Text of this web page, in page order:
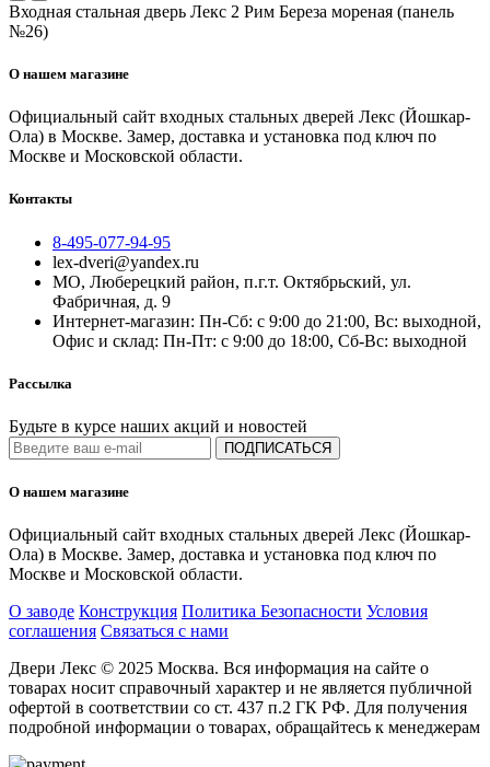
Входная стальная дверь Лекс 2 Рим Береза мореная (панель
№26)
О нашем магазине
Официальный сайт входных стальных дверей Лекс (Йошкар-
Ола) в Москве. Замер, доставка и установка под ключ по
Москве и Московской области.
Контакты
8-495-077-94-95
lex-dveri@yandex.ru
МО, Люберецкий район, п.г.т. Октябрьский, ул.
Фабричная, д. 9
Интернет-магазин: Пн-Сб: с 9:00 до 21:00, Вс: выходной,
Офис и склад: Пн-Пт: с 9:00 до 18:00, Сб-Вс: выходной
Рассылка
Будьте в курсе наших акций и новостей
ПОДПИСАТЬСЯ
О нашем магазине
Официальный сайт входных стальных дверей Лекс (Йошкар-
Ола) в Москве. Замер, доставка и установка под ключ по
Москве и Московской области.
О заводе Конструкция Политика Безопасности Условия
соглашения Связаться с нами
Двери Лекс © 2025 Москва. Вся информация на сайте о
товарах носит справочный характер и не является публичной
офертой в соответствии со ст. 437 п.2 ГК РФ. Для получения
подробной информации о товарах, обращайтесь к менеджерам